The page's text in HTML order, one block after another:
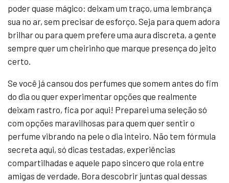
poder quase mágico: deixam um traço, uma lembrança
sua no ar, sem precisar de esforço. Seja para quem adora
brilhar ou para quem prefere uma aura discreta, a gente
sempre quer um cheirinho que marque presença do jeito
certo.
Se você já cansou dos perfumes que somem antes do fim
do dia ou quer experimentar opções que realmente
deixam rastro, fica por aqui! Preparei uma seleção só
com opções maravilhosas para quem quer sentir o
perfume vibrando na pele o dia inteiro. Não tem fórmula
secreta aqui, só dicas testadas, experiências
compartilhadas e aquele papo sincero que rola entre
amigas de verdade. Bora descobrir juntas qual dessas